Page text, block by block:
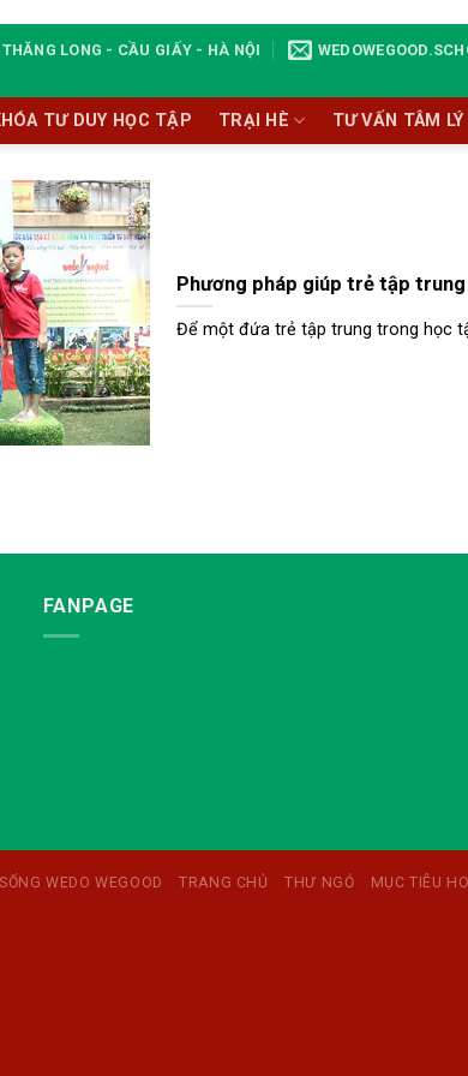
LONG - CẦU GIẤY - HÀ NỘI
TƯ DUY HỌC TẬP TRẠI HÈ TƯ VẤN TÂM LÝ
Phương pháp giúp trẻ tập trung
Để một đứa trẻ tập trung trong học
FANPAGE
WEDO WEGOOD TRANG CHỦ THƯ NGỎ MỤC TIÊU